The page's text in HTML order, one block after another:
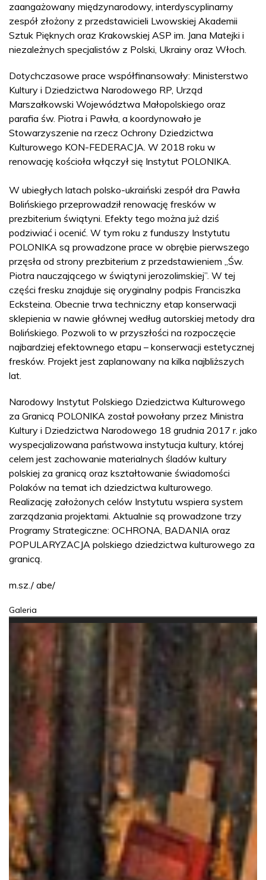
zaangażowany międzynarodowy, interdyscyplinarny
zespół złożony z przedstawicieli Lwowskiej Akademii
Sztuk Pięknych oraz Krakowskiej ASP im. Jana Matejki i
niezależnych specjalistów z Polski, Ukrainy oraz Włoch.
Dotychczasowe prace współfinansowały: Ministerstwo
Kultury i Dziedzictwa Narodowego RP, Urząd
Marszałkowski Województwa Małopolskiego oraz
parafia św. Piotra i Pawła, a koordynowało je
Stowarzyszenie na rzecz Ochrony Dziedzictwa
Kulturowego KON-FEDERACJA. W 2018 roku w
renowację kościoła włączył się Instytut POLONIKA.
W ubiegłych latach polsko-ukraiński zespół dra Pawła
Bolińskiego przeprowadził renowację fresków w
prezbiterium świątyni. Efekty tego można już dziś
podziwiać i ocenić. W tym roku z funduszy Instytutu
POLONIKA są prowadzone prace w obrębie pierwszego
przęsła od strony prezbiterium z przedstawieniem „Św.
Piotra nauczającego w świątyni jerozolimskiej”. W tej
części fresku znajduje się oryginalny podpis Franciszka
Ecksteina. Obecnie trwa techniczny etap konserwacji
sklepienia w nawie głównej według autorskiej metody dra
Bolińskiego. Pozwoli to w przyszłości na rozpoczęcie
najbardziej efektownego etapu – konserwacji estetycznej
fresków. Projekt jest zaplanowany na kilka najbliższych
lat.
Narodowy Instytut Polskiego Dziedzictwa Kulturowego
za Granicą POLONIKA został powołany przez Ministra
Kultury i Dziedzictwa Narodowego 18 grudnia 2017 r. jako
wyspecjalizowana państwowa instytucja kultury, której
celem jest zachowanie materialnych śladów kultury
polskiej za granicą oraz kształtowanie świadomości
Polaków na temat ich dziedzictwa kulturowego.
Realizację założonych celów Instytutu wspiera system
zarządzania projektami. Aktualnie są prowadzone trzy
Programy Strategiczne: OCHRONA, BADANIA oraz
POPULARYZACJA polskiego dziedzictwa kulturowego za
granicą.
m.sz./ abe/
Galeria